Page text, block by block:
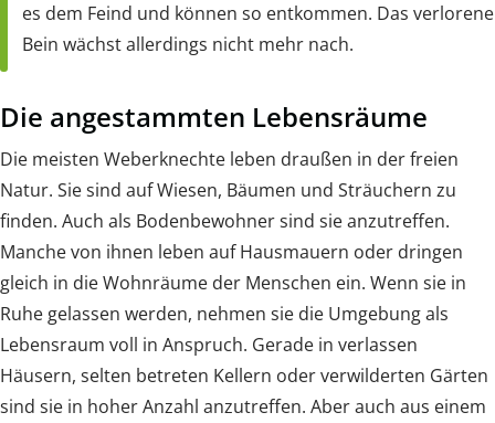
es dem Feind und können so entkommen. Das verlorene
Bein wächst allerdings nicht mehr nach.
Die angestammten Lebensräume
Die meisten Weberknechte leben draußen in der freien
Natur. Sie sind auf Wiesen, Bäumen und Sträuchern zu
finden. Auch als Bodenbewohner sind sie anzutreffen.
Manche von ihnen leben auf Hausmauern oder dringen
gleich in die Wohnräume der Menschen ein. Wenn sie in
Ruhe gelassen werden, nehmen sie die Umgebung als
Lebensraum voll in Anspruch. Gerade in verlassen
Häusern, selten betreten Kellern oder verwilderten Gärten
sind sie in hoher Anzahl anzutreffen. Aber auch aus einem